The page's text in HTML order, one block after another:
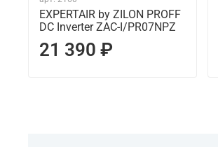
EXPERTAIR by ZILON PROFF
DC Inverter ZAC-I/PR07NPZ
21 390 ₽